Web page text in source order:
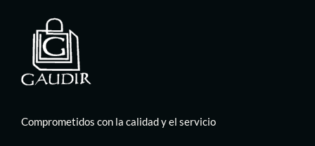
Comprometidos con la calidad y el servicio